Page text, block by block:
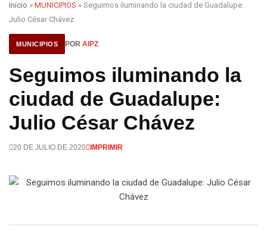
Inicio » MUNICIPIOS » Seguimos iluminando la ciudad de Guadalupe:
Julio César Chávez
MUNICIPIOS POR AIPZ
Seguimos iluminando la
ciudad de Guadalupe:
Julio César Chávez
20 DE JULIO DE 2020 IMPRIMIR